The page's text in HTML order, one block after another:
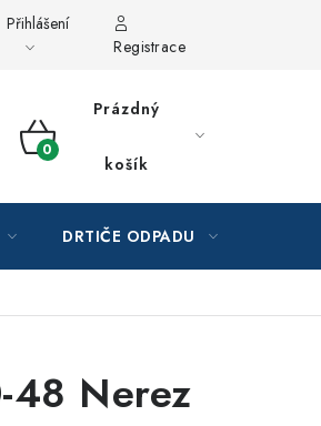
Přihlášení
Registrace
NÁKUPNÍ
Prázdný
košík
DRTIČE ODPADU
48 Nerez